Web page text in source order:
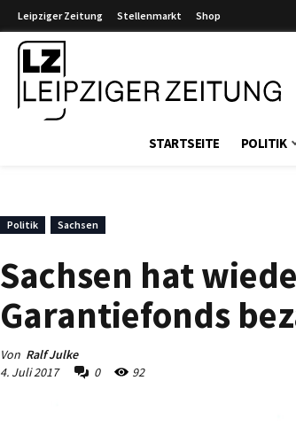
Leipziger Zeitung Stellenmarkt Shop
STARTSEITE POLITIK
Politik Sachsen
Sachsen hat
Garantiefonds
Von Ralf Julke
4. Juli 2017
0 92